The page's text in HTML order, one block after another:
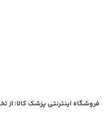
فروشگاه اینترنتی پزشک کالا؛ از